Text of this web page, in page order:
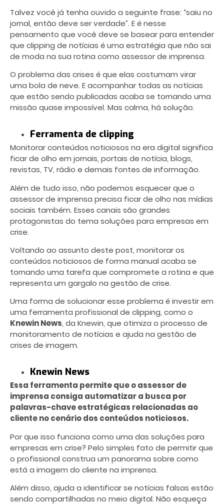
Talvez você já tenha ouvido a seguinte frase: “saiu no
jornal, então deve ser verdade”. E é nesse
pensamento que você deve se basear para entender
que clipping de notícias é uma estratégia que não sai
de moda na sua rotina como assessor de imprensa.
O problema das crises é que elas costumam virar
uma bola de neve. E acompanhar todas as notícias
que estão sendo publicadas acaba se tornando uma
missão quase impossível. Mas calma, há solução.
Ferramenta de clipping
Monitorar conteúdos noticiosos na era digital significa
ficar de olho em jornais, portais de notícia, blogs,
revistas, TV, rádio e demais fontes de informação.
Além de tudo isso, não podemos esquecer que o
assessor de imprensa precisa ficar de olho nas mídias
sociais também. Esses canais são grandes
protagonistas do tema soluções para empresas em
crise.
Voltando ao assunto deste post, monitorar os
conteúdos noticiosos de forma manual acaba se
tornando uma tarefa que compromete a rotina e que
representa um gargalo na gestão de crise.
Uma forma de solucionar esse problema é investir em
uma ferramenta profissional de clipping, como o
Knewin News, da Knewin, que otimiza o processo de
monitoramento de notícias e ajuda na gestão de
crises de imagem.
Knewin News
Essa ferramenta permite que o assessor de
imprensa consiga automatizar a busca por
palavras-chave estratégicas relacionadas ao
cliente no cenário dos conteúdos noticiosos.
Por que isso funciona como uma das soluções para
empresas em crise? Pelo simples fato de permitir que
o profissional construa um panorama sobre como
está a imagem do cliente na imprensa.
Além disso, ajuda a identificar se notícias falsas estão
sendo compartilhadas no meio digital. Não esqueça